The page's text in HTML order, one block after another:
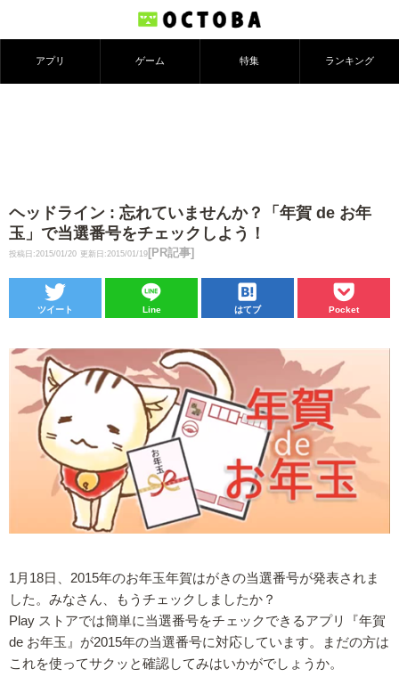
アプリ ゲーム 特集 ランキング
ヘッドライン : 忘れていませんか？「年賀 de お年
玉」で当選番号をチェックしよう！
投稿日:2015/01/20 更新日:2015/01/19 [PR記事]
ツイート Line はてブ Pocket
1月18日、2015年のお年玉年賀はがきの当選番号が発表されま
した。みなさん、もうチェックしましたか？
Play ストアでは簡単に当選番号をチェックできるアプリ『年賀
de お年玉』が2015年の当選番号に対応しています。まだの方は
これを使ってサクッと確認してみはいかがでしょうか。